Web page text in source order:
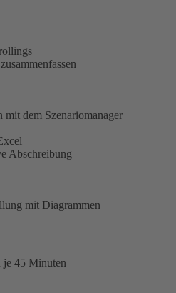
dem Szenariomanager
Abschreibung
mit Diagrammen
je 45 Minuten